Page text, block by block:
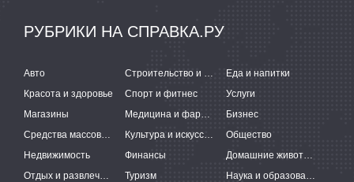
РУБРИКИ НА СПРАВКА.РУ
Авто Строительство и ремонт
Еда и напитки
Красота и здоровье
Спорт и фитнес
Услуги
Магазины
Медицина и фармацевтика
Бизнес
Средства массовой информации
Культура и искусство
Общество
Недвижимость
Финансы
Домашние животные
Отдых и развлечения
Туризм
Наука и образование